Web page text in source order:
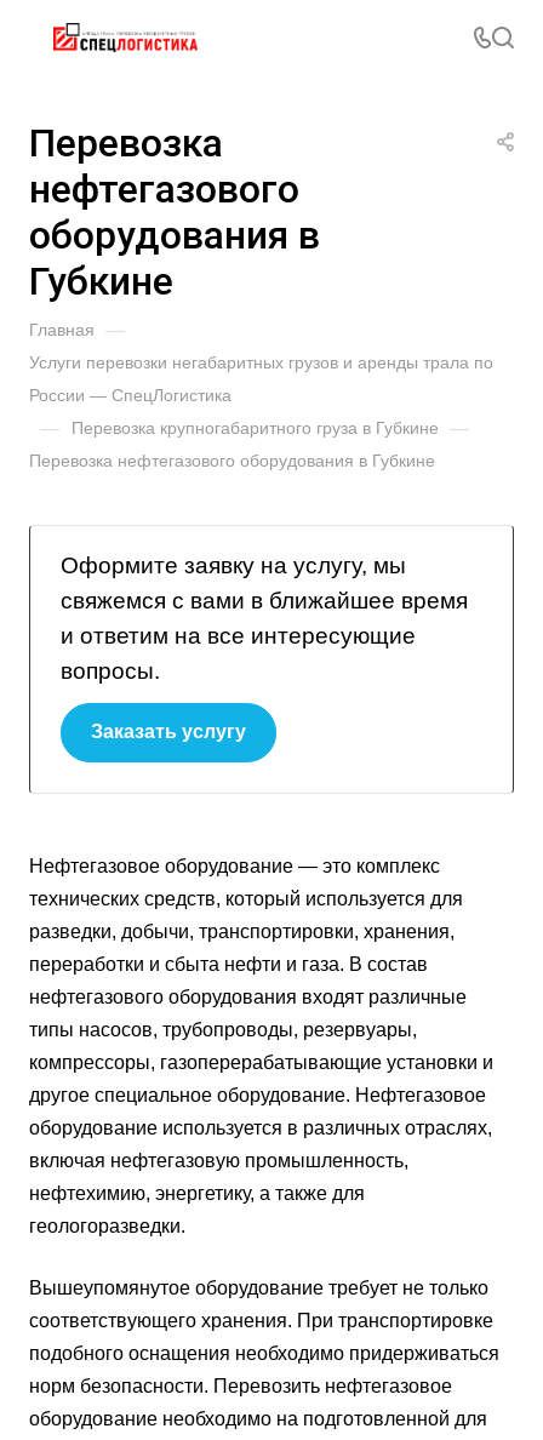
Перевозка
нефтегазового
оборудования в
Губкине
Главная —
Услуги перевозки негабаритных грузов и аренды трала по
России — СпецЛогистика
— Перевозка крупногабаритного груза в Губкине —
Перевозка нефтегазового оборудования в Губкине
Оформите заявку на услугу, мы
свяжемся с вами в ближайшее время
и ответим на все интересующие
вопросы.
Заказать услугу
Нефтегазовое оборудование — это комплекс
технических средств, который используется для
разведки, добычи, транспортировки, хранения,
переработки и сбыта нефти и газа. В состав
нефтегазового оборудования входят различные
типы насосов, трубопроводы, резервуары,
компрессоры, газоперерабатывающие установки и
другое специальное оборудование. Нефтегазовое
оборудование используется в различных отраслях,
включая нефтегазовую промышленность,
нефтехимию, энергетику, а также для
геологоразведки.
Вышеупомянутое оборудование требует не только
соответствующего хранения. При транспортировке
подобного оснащения необходимо придерживаться
норм безопасности. Перевозить нефтегазовое
оборудование необходимо на подготовленной для